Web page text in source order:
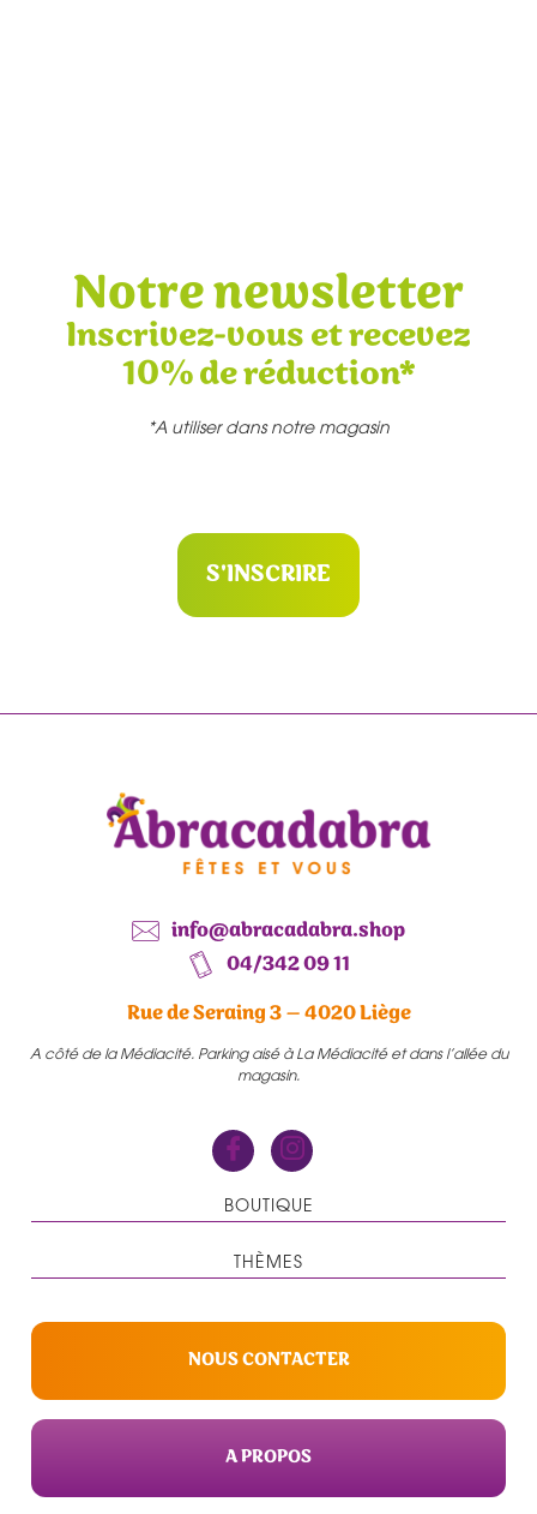
Notre newsletter
Inscrivez-vous et recevez
10% de réduction*
*A utiliser dans notre magasin
S'INSCRIRE
info@abracadabra.shop
04/342 09 11
Rue de Seraing 3 – 4020 Liège
A côté de la Médiacité. Parking aisé à La Médiacité et dans l’allée du
magasin.
BOUTIQUE
THÈMES
NOUS CONTACTER
A PROPOS